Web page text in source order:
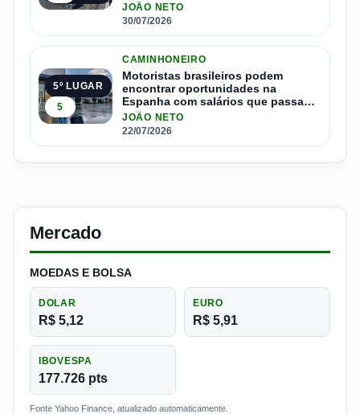
JOÃO NETO
30/07/2026
5º LUGAR
5
CAMINHONEIRO
Motoristas brasileiros podem
encontrar oportunidades na
Espanha com salários que passam
de R$ 17 mil por mês
JOÃO NETO
22/07/2026
Mercado
MOEDAS E BOLSA
DOLAR
R$ 5,12
EURO
R$ 5,91
IBOVESPA
177.726 pts
Fonte Yahoo Finance, atualizado automaticamente.